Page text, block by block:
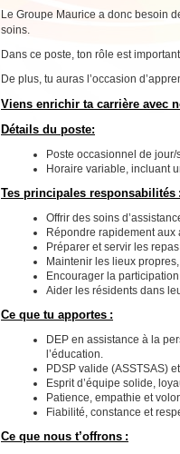
Le Groupe Maurice a donc besoin
soins.
Dans ce poste, ton rôle est
De plus, tu auras l’occasion
Viens enrichir ta carrière avec
Détails du poste:
Poste occasionnel de jour/
Horaire variable, incluant
Tes principales responsabilités
Offrir des soins
Répondre rapidement aux
Préparer et servir les
Maintenir les lieux
Encourager la
Aider les résidents dans
Ce que tu apportes :
DEP en assistance à la
l’éducation.
PDSP valide (ASSTSAS)
Esprit d’équipe solide,
Patience, empathie et
Fiabilité, constance et
Ce que nous t’offrons :